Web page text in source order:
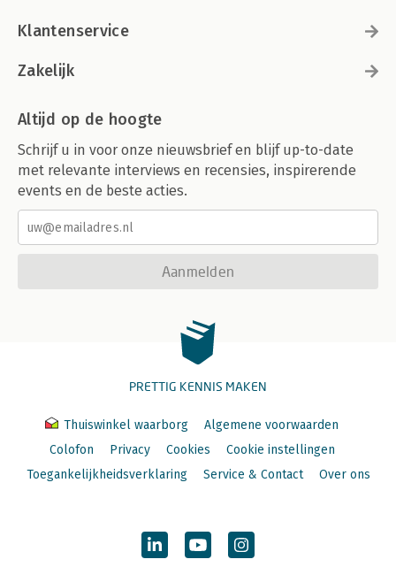
Klantenservice
Zakelijk
Altijd op de hoogte
Schrijf u in voor onze nieuwsbrief en blijf up-to-date
met relevante interviews en recensies, inspirerende
events en de beste acties.
Aanmelden
PRETTIG KENNIS MAKEN
Thuiswinkel waarborg
Algemene voorwaarden
Colofon
Privacy Cookies
Cookie instellingen
Toegankelijkheidsverklaring
Service & Contact Over ons